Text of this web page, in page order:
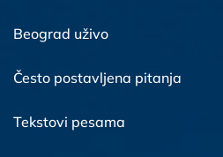
Beograd uživo
Često postavljena pitanja
Tekstovi pesama